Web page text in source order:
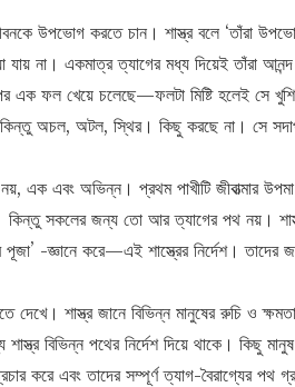
উপভোগ করতে চান। শাস্ত্র বলে ‘তাঁরা
না। একমাত্র ত্যাগের মধ্য দিয়েই তাঁরা
ফল খেয়ে চলেছে—ফলটা মিষ্টি হলেই সে
কিন্তু অচল, অটল, স্থির। কিছু করছে না। সে
এক এবং অভিন্ন। প্রথম পাখীটি জীবাত্মার
কিন্তু সকলের জন্য তো আর ত্যাগের পথ নয়।
-জ্ঞানে করে—এই শাস্ত্রের নির্দেশ। তাদের
দেখে। শাস্ত্র জানে বিভিন্ন মানুষের রুচি ও
বিভিন্ন পথের নির্দেশ দিয়ে থাকে। কিছু
করে এবং তাদের সম্পূর্ণ ত্যাগ-বৈরাগ্যের পথ